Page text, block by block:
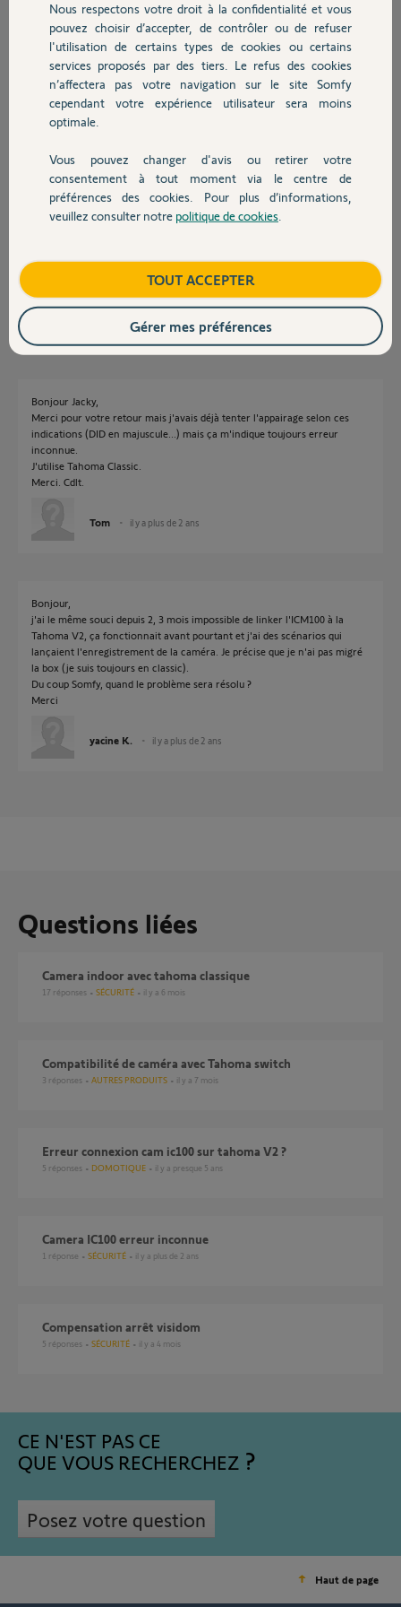
Chauffage
Autres produits
Devis avec un pro
Contact
Tom
il y a plus de 2 ans
Participer au fil de discussion
Réponses
Bonsoir Tom
Pour que ça fonctionne il ne faut pas avoir migré votre Tahoma V2 vers
Ensuite voici la FAQ correspondante
https://www.somfypro.fr/assistance/faq?question=comment-a...
JACKY M. il y a plus de 2 ans
Bonjour Jacky,
Merci pour votre retour mais j'avais déjà tenter l'appairage selon ces
indications (DID en majuscule...) mais ça m'indique toujours erreur
inconnue.
J'utilise Tahoma Classic.
Merci. Cdlt.
Tom il y a plus de 2 ans
Bonjour,
j'ai le même souci depuis 2, 3 mois impossible de linker l'ICM100 à la
Tahoma V2, ça fonctionnait avant pourtant et j'ai des scénarios qui
lançaient l'enregistrement de la caméra. Je précise que je n'ai pas migré
la box (je suis toujours en classic).
Du coup Somfy, quand le problème sera résolu ?
Merci
yacine K. il y a plus de 2 ans
Questions liées
Camera indoor avec tahoma classique
17 réponses SÉCURITÉ il y a 6 mois
compatibilité de caméra avec Tahoma switch
3 réponses AUTRES PRODUITS il y a 7 mois
Erreur connexion cam ic100 sur tahoma V2 ?
5 réponses DOMOTIQUE il y a presque 5 ans
Camera IC100 erreur inconnue
1 réponse SÉCURITÉ il y a plus de 2 ans
Compensation arrêt visidom
5 réponses SÉCURITÉ il y a 4 mois
CE N'EST PAS CE
QUE VOUS RECHERCHEZ
Posez votre question
Haut de page
Nous respectons votre droit à la confidentialité et vous
pouvez choisir d’accepter, de contrôler ou de refuser
l'utilisation de certains types de cookies ou certains
services proposés par des tiers. Le refus des cookies
n’affectera pas votre navigation sur le site Somfy
cependant votre expérience utilisateur sera moins
optimale.
Vous pouvez changer d'avis ou retirer votre
consentement à tout moment via le centre de
préférences des cookies. Pour plus d’informations,
veuillez consulter notre politique de cookies
TOUT ACCEPTER
Gérer mes préférences